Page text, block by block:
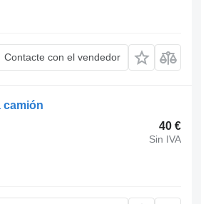
Contacte con el vendedor
camión
40 €
Sin IVA